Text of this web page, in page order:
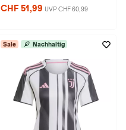
CHF 51,99 UVP CHF 60,99
Sale Nachhaltig